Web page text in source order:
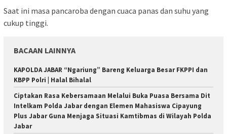
Saat ini masa pancaroba dengan cuaca panas dan suhu yang
cukup tinggi.
BACAAN LAINNYA
KAPOLDA JABAR “Ngariung” Bareng Keluarga Besar FKPPI dan
KBPP Polri | Halal Bihalal
Ciptakan Rasa Kebersamaan Melalui Buka Puasa Bersama Dit
Intelkam Polda Jabar dengan Elemen Mahasiswa Cipayung
Plus Jabar Guna Menjaga Situasi Kamtibmas di Wilayah Polda
Jabar